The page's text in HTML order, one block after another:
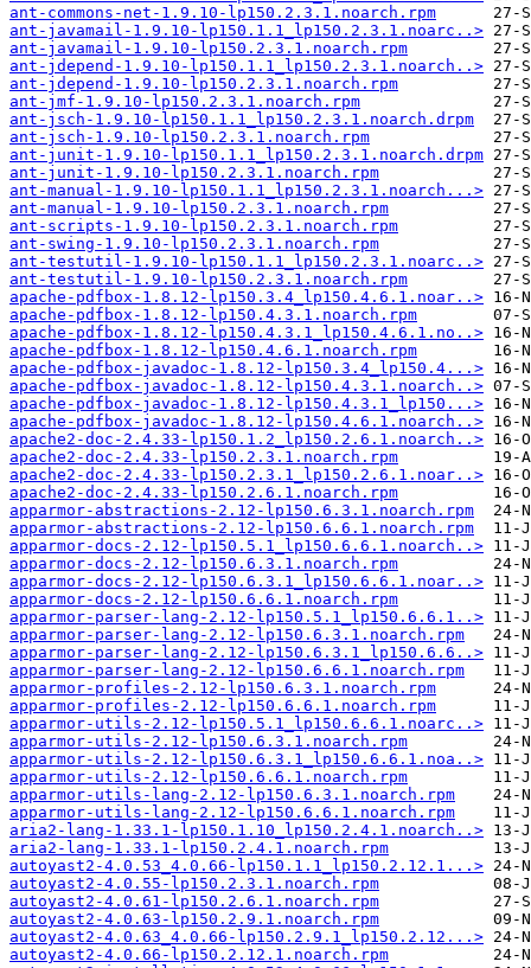
ant-commons-net-1.9.10-lp150.2.3.1.noarch.rpm
ant-javamail-1.9.10-lp150.1.1_lp150.2.3.1.noarc..>
ant-javamail-1.9.10-lp150.2.3.1.noarch.rpm
ant-jdepend-1.9.10-lp150.1.1_lp150.2.3.1.noarch..>
ant-jdepend-1.9.10-lp150.2.3.1.noarch.rpm
ant-jmf-1.9.10-lp150.2.3.1.noarch.rpm
ant-jsch-1.9.10-lp150.1.1_lp150.2.3.1.noarch.drpm
ant-jsch-1.9.10-lp150.2.3.1.noarch.rpm
ant-junit-1.9.10-lp150.1.1_lp150.2.3.1.noarch.drpm
ant-junit-1.9.10-lp150.2.3.1.noarch.rpm
ant-manual-1.9.10-lp150.1.1_lp150.2.3.1.noarch...>
ant-manual-1.9.10-lp150.2.3.1.noarch.rpm
ant-scripts-1.9.10-lp150.2.3.1.noarch.rpm
ant-swing-1.9.10-lp150.2.3.1.noarch.rpm
ant-testutil-1.9.10-lp150.1.1_lp150.2.3.1.noarc..>
ant-testutil-1.9.10-lp150.2.3.1.noarch.rpm
apache-pdfbox-1.8.12-lp150.3.4_lp150.4.6.1.noar..>
apache-pdfbox-1.8.12-lp150.4.3.1.noarch.rpm
apache-pdfbox-1.8.12-lp150.4.3.1_lp150.4.6.1.no..>
apache-pdfbox-1.8.12-lp150.4.6.1.noarch.rpm
apache-pdfbox-javadoc-1.8.12-lp150.3.4_lp150.4...>
apache-pdfbox-javadoc-1.8.12-lp150.4.3.1.noarch..>
apache-pdfbox-javadoc-1.8.12-lp150.4.3.1_lp150...>
apache-pdfbox-javadoc-1.8.12-lp150.4.6.1.noarch..>
apache2-doc-2.4.33-lp150.1.2_lp150.2.6.1.noarch..>
apache2-doc-2.4.33-lp150.2.3.1.noarch.rpm
apache2-doc-2.4.33-lp150.2.3.1_lp150.2.6.1.noar..>
apache2-doc-2.4.33-lp150.2.6.1.noarch.rpm
apparmor-abstractions-2.12-lp150.6.3.1.noarch.rpm
apparmor-abstractions-2.12-lp150.6.6.1.noarch.rpm
apparmor-docs-2.12-lp150.5.1_lp150.6.6.1.noarch..>
apparmor-docs-2.12-lp150.6.3.1.noarch.rpm
apparmor-docs-2.12-lp150.6.3.1_lp150.6.6.1.noar..>
apparmor-docs-2.12-lp150.6.6.1.noarch.rpm
apparmor-parser-lang-2.12-lp150.5.1_lp150.6.6.1..>
apparmor-parser-lang-2.12-lp150.6.3.1.noarch.rpm
apparmor-parser-lang-2.12-lp150.6.3.1_lp150.6.6..>
apparmor-parser-lang-2.12-lp150.6.6.1.noarch.rpm
apparmor-profiles-2.12-lp150.6.3.1.noarch.rpm
apparmor-profiles-2.12-lp150.6.6.1.noarch.rpm
apparmor-utils-2.12-lp150.5.1_lp150.6.6.1.noarc..>
apparmor-utils-2.12-lp150.6.3.1.noarch.rpm
apparmor-utils-2.12-lp150.6.3.1_lp150.6.6.1.noa..>
apparmor-utils-2.12-lp150.6.6.1.noarch.rpm
apparmor-utils-lang-2.12-lp150.6.3.1.noarch.rpm
apparmor-utils-lang-2.12-lp150.6.6.1.noarch.rpm
aria2-lang-1.33.1-lp150.1.10_lp150.2.4.1.noarch..>
aria2-lang-1.33.1-lp150.2.4.1.noarch.rpm
autoyast2-4.0.53_4.0.66-lp150.1.1_lp150.2.12.1...>
autoyast2-4.0.55-lp150.2.3.1.noarch.rpm
autoyast2-4.0.61-lp150.2.6.1.noarch.rpm
autoyast2-4.0.63-lp150.2.9.1.noarch.rpm
autoyast2-4.0.63_4.0.66-lp150.2.9.1_lp150.2.12...>
autoyast2-4.0.66-lp150.2.12.1.noarch.rpm